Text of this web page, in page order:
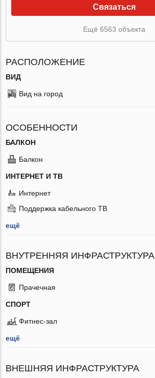
Связаться
Ещё 6563 объекта
РАСПОЛОЖЕНИЕ
ВИД
Вид на город
ОСОБЕННОСТИ
БАЛКОН
Балкон
ИНТЕРНЕТ И ТВ
Интернет
Поддержка кабельного ТВ
ещё
ВНУТРЕННЯЯ ИНФРАСТРУКТУРА
ПОМЕЩЕНИЯ
Прачечная
СПОРТ
Фитнес-зал
ещё
ВНЕШНЯЯ ИНФРАСТРУКТУРА